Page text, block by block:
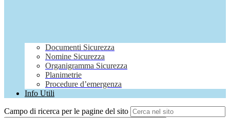
Documenti Sicurezza
Nomine Sicurezza
Organigramma Sicurezza
Planimetrie
Procedure d’emergenza
Info Utili
Campo di ricerca per le pagine del sito